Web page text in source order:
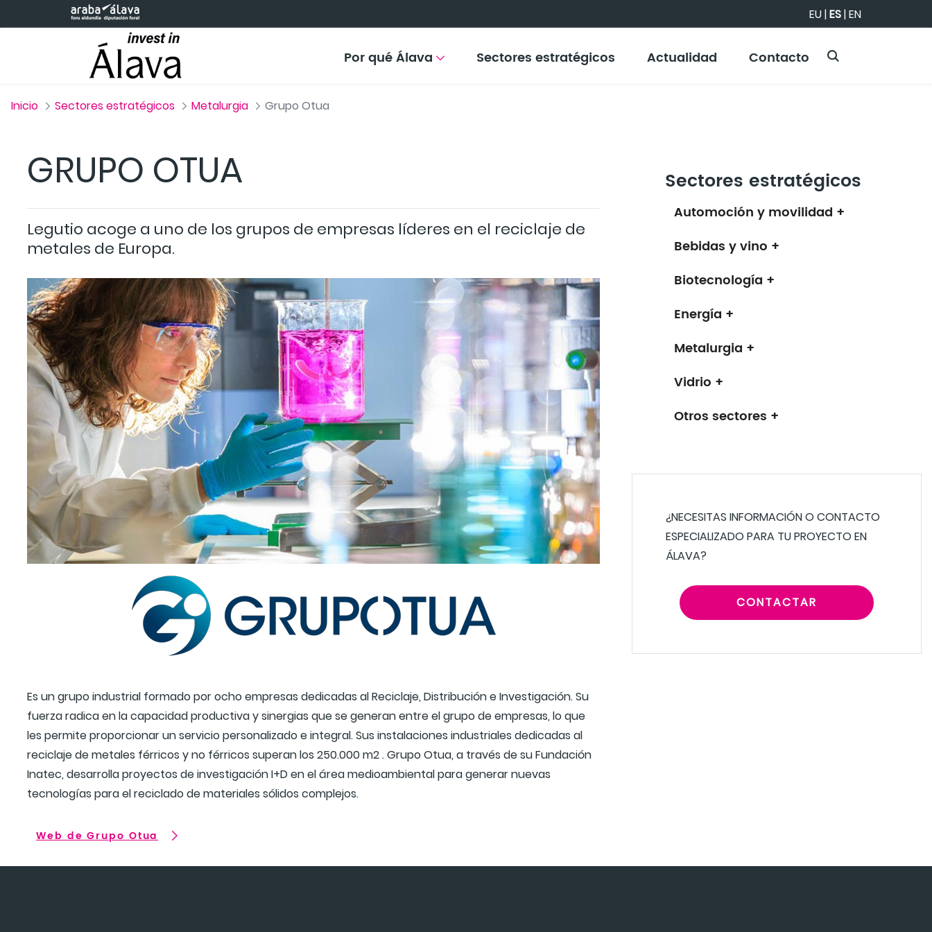
Saltar al contenido principal EU|ES|EN
Por qué Álava Sectores estratégicos Actualidad Contacto
Inicio Sectores estratégicos Metalurgia Grupo Otua
GRUPO OTUA
Legutio acoge a uno de los grupos de empresas líderes en el reciclaje de
metales de Europa.
Es un grupo industrial formado por ocho empresas dedicadas al Reciclaje, Distribución e Investigación. Su
fuerza radica en la capacidad productiva y sinergias que se generan entre el grupo de empresas, lo que
les permite proporcionar un servicio personalizado e integral. Sus instalaciones industriales dedicadas al
reciclaje de metales férricos y no férricos superan los 250.000 m2 . Grupo Otua, a través de su Fundación
Inatec, desarrolla proyectos de investigación I+D en el área medioambiental para generar nuevas
tecnologías para el reciclado de materiales sólidos complejos.
Web de Grupo Otua
Sectores estratégicos
Automoción y movilidad +
Bebidas y vino +
Biotecnología +
Energía +
Metalurgia +
Vidrio +
Otros sectores +
¿NECESITAS INFORMACIÓN O CONTACTO
ESPECIALIZADO PARA TU PROYECTO EN
ÁLAVA?
CONTACTAR